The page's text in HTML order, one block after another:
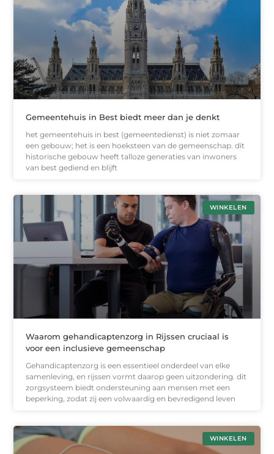
Gemeentehuis in Best biedt meer dan je denkt
het gemeentehuis in best (gemeentedienst) is niet zomaar
een gebouw; het is een hoeksteen van de gemeenschap. dit
historische gebouw heeft talloze generaties van inwoners
van best gediend en blijft
WINKELEN
Waarom gehandicaptenzorg in Rijssen cruciaal is
voor een inclusieve gemeenschap
Gehandicaptenzorg is een essentieel onderdeel van elke
samenleving, en rijssen vormt daarop geen uitzondering. dit
zorgsysteem biedt ondersteuning aan mensen met een
beperking, zodat zij een volwaardig en bevredigend leven
WINKELEN